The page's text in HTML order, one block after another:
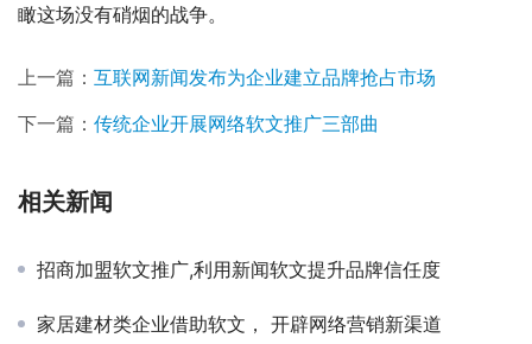
瞰这场没有硝烟的战争。
上一篇： 互联网新闻发布为企业建立品牌抢占市场
下一篇： 传统企业开展网络软文推广三部曲
相关新闻
招商加盟软文推广,利用新闻软文提升品牌信任度
家居建材类企业借助软文， 开辟网络营销新渠道